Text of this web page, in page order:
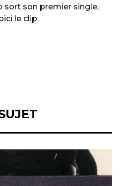
sort son premier single,
le clip.